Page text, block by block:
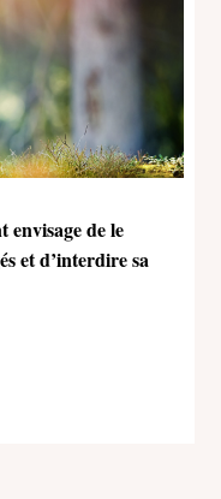
envisage de le
et d’interdire sa